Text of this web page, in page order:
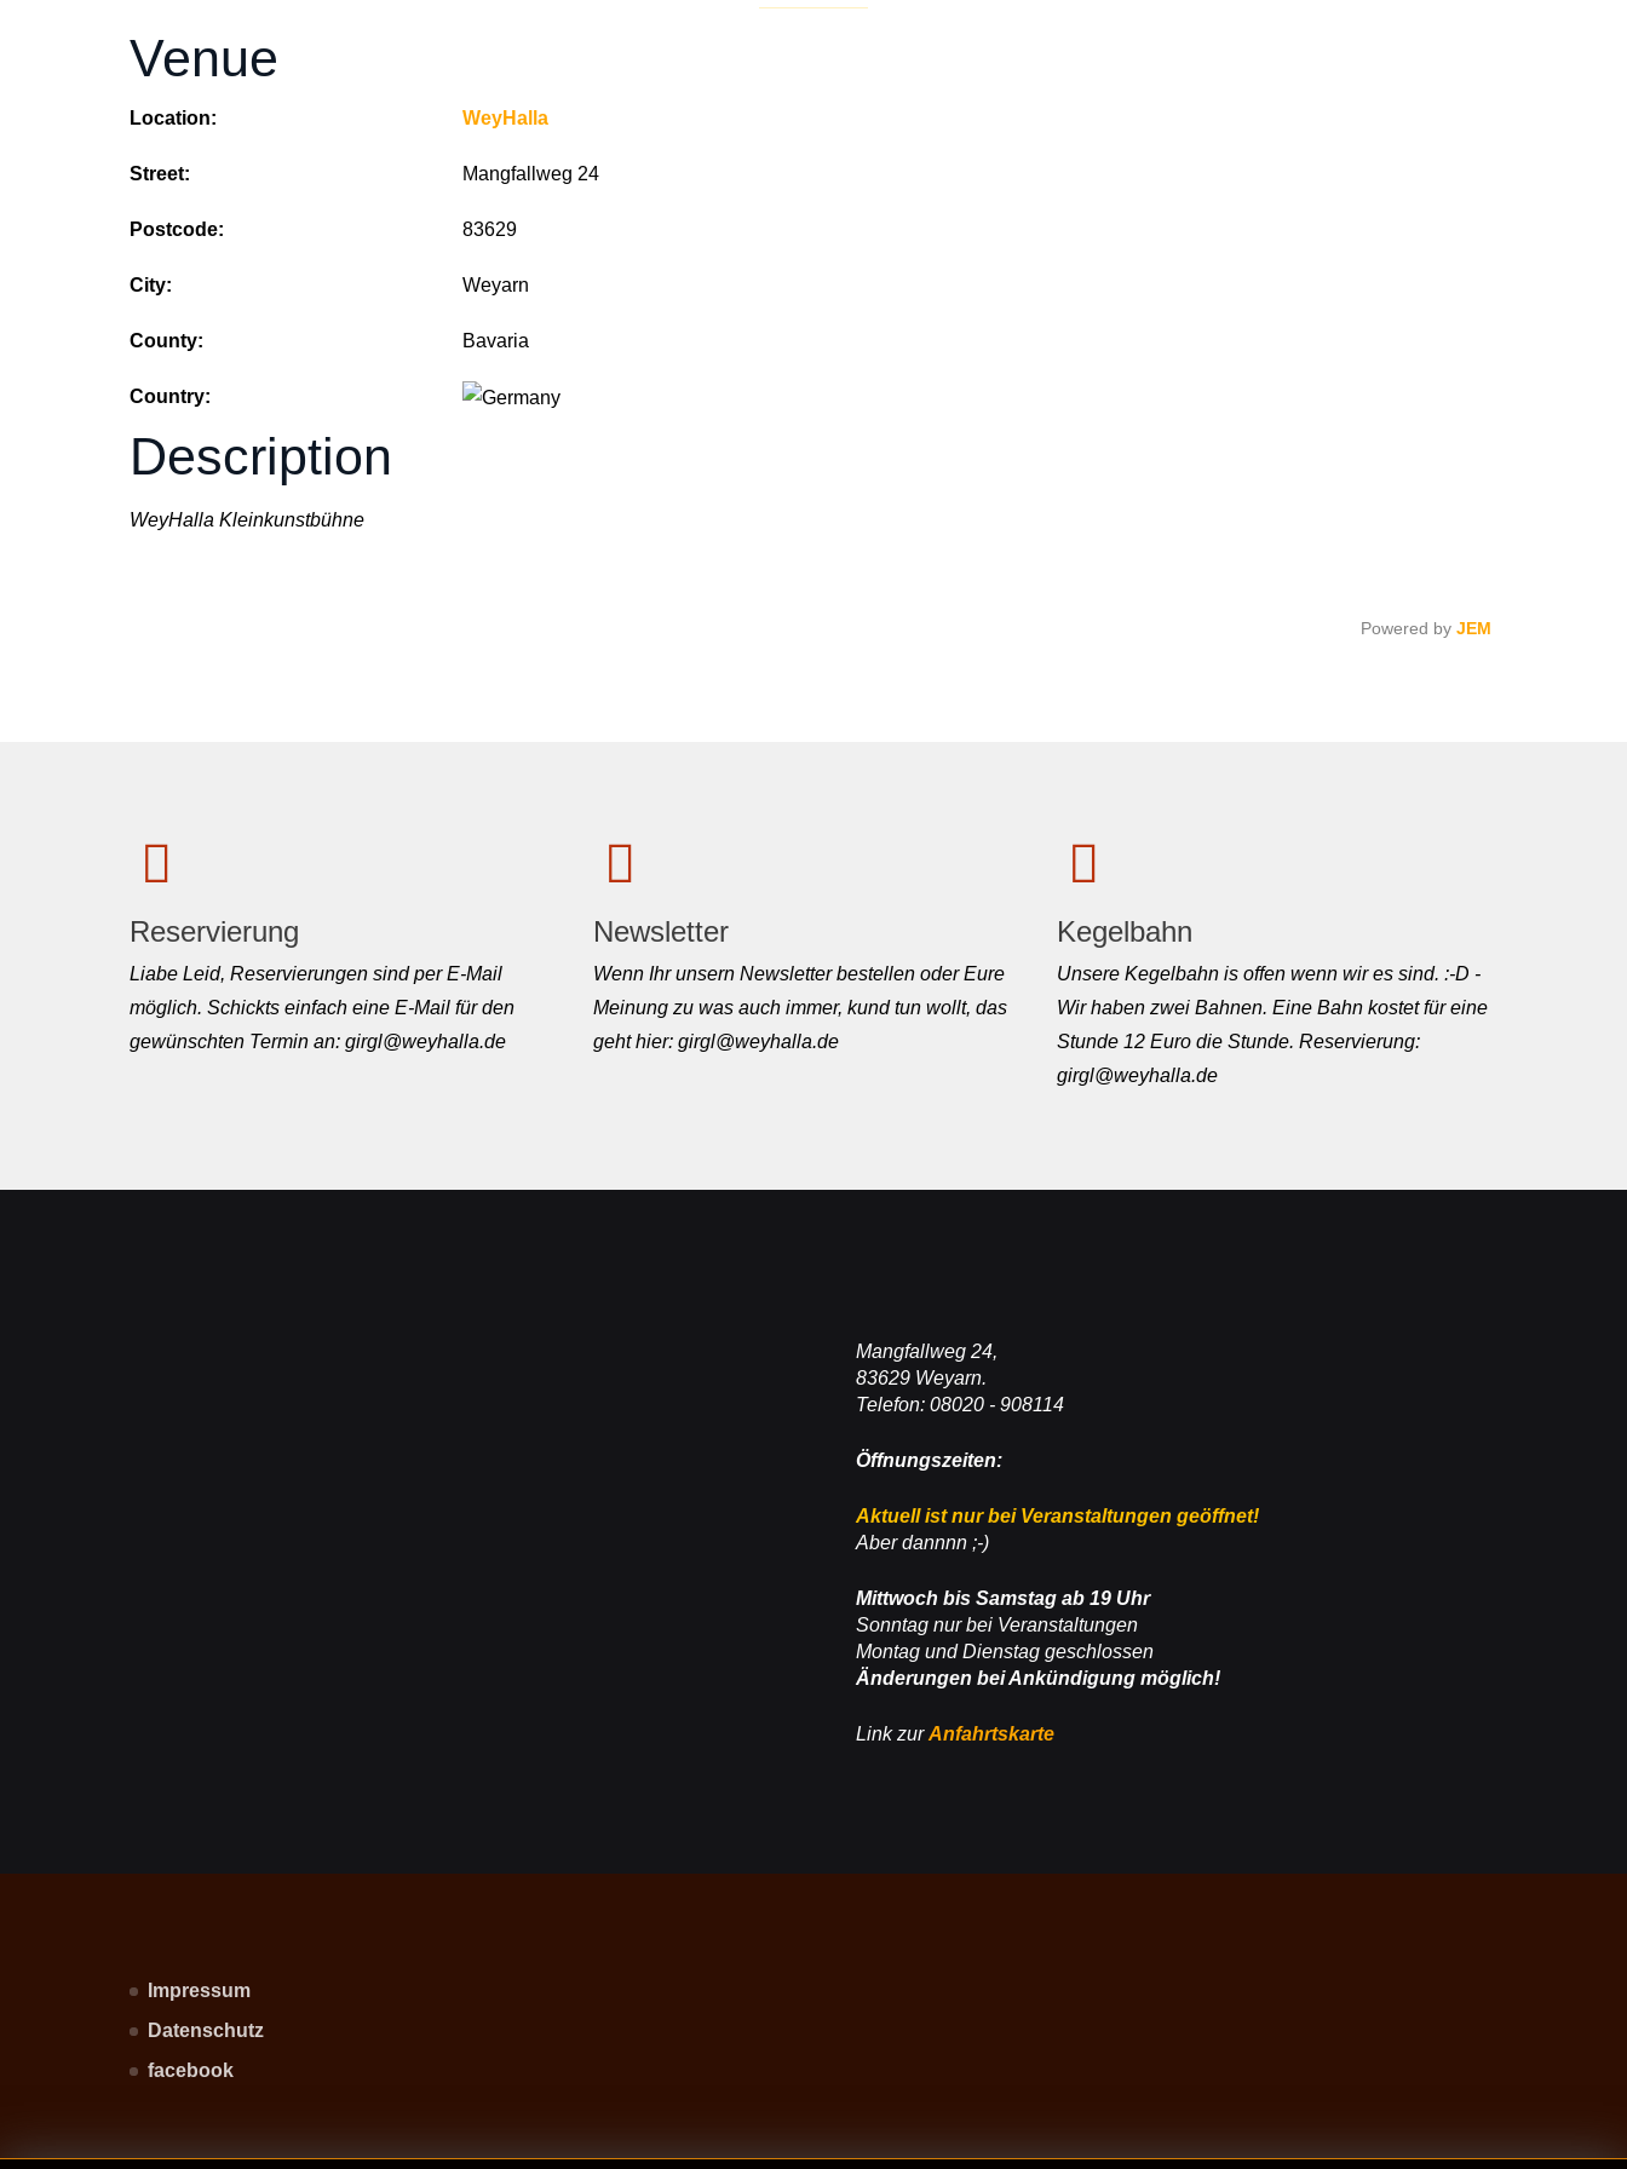
Venue
Location: WeyHalla
Street: Mangfallweg 24
Postcode: 83629
City: Weyarn
County: Bavaria
Country:
Description
WeyHalla Kleinkunstbühne
Powered by JEM
Reservierung
Liabe Leid, Reservierungen sind per E-Mail
möglich. Schickts einfach eine E-Mail für den
gewünschten Termin an: girgl@weyhalla.de
Newsletter
Wenn Ihr unsern Newsletter bestellen oder Eure
Meinung zu was auch immer, kund tun wollt, das
geht hier: girgl@weyhalla.de
Kegelbahn
Unsere Kegelbahn is offen wenn wir es sind. :-D -
Wir haben zwei Bahnen. Eine Bahn kostet für eine
Stunde 12 Euro die Stunde. Reservierung:
girgl@weyhalla.de
Mangfallweg 24,
83629 Weyarn.
Telefon: 08020 - 908114
Öffnungszeiten:
Aktuell ist nur bei Veranstaltungen geöffnet!
Aber dannnn ;-)
Mittwoch bis Samstag ab 19 Uhr
Sonntag nur bei Veranstaltungen
Montag und Dienstag geschlossen
Änderungen bei Ankündigung möglich!
Link zurAnfahrtskarte
Impressum
Datenschutz
facebook